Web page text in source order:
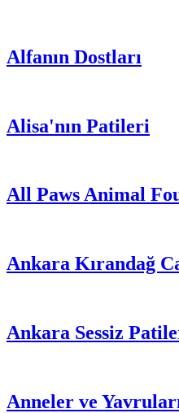
Alfanın Dostları
Alisa'nın Patileri
All Paws Animal
Ankara Kırandağ
Ankara Sessiz
Anneler ve